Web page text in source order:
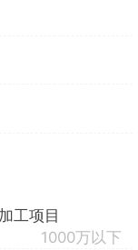
工项目
1000万以下